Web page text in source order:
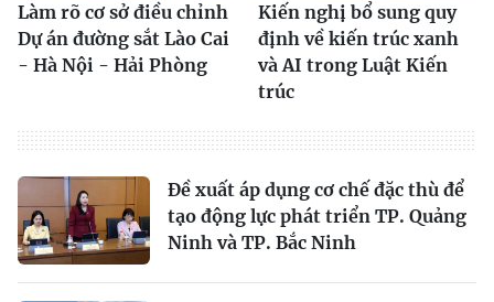
Làm rõ cơ sở điều chỉnh
Dự án đường sắt Lào Cai
- Hà Nội - Hải Phòng
Kiến nghị bổ sung quy
định về kiến trúc xanh
và AI trong Luật Kiến
trúc
Đề xuất áp dụng cơ chế đặc thù để
tạo động lực phát triển TP. Quảng
Ninh và TP. Bắc Ninh